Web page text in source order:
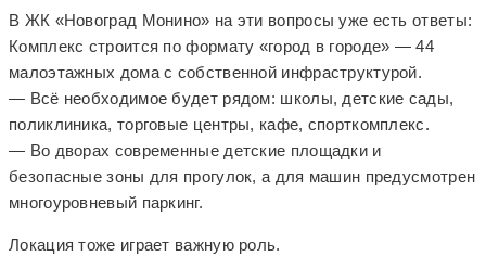
В ЖК «Новоград Монино» на эти вопросы уже есть ответы:
Комплекс строится по формату «город в городе» — 44
малоэтажных дома с собственной инфраструктурой.
— Всё необходимое будет рядом: школы, детские сады,
поликлиника, торговые центры, кафе, спорткомплекс.
— Во дворах современные детские площадки и
безопасные зоны для прогулок, а для машин предусмотрен
многоуровневый паркинг.
Локация тоже играет важную роль.